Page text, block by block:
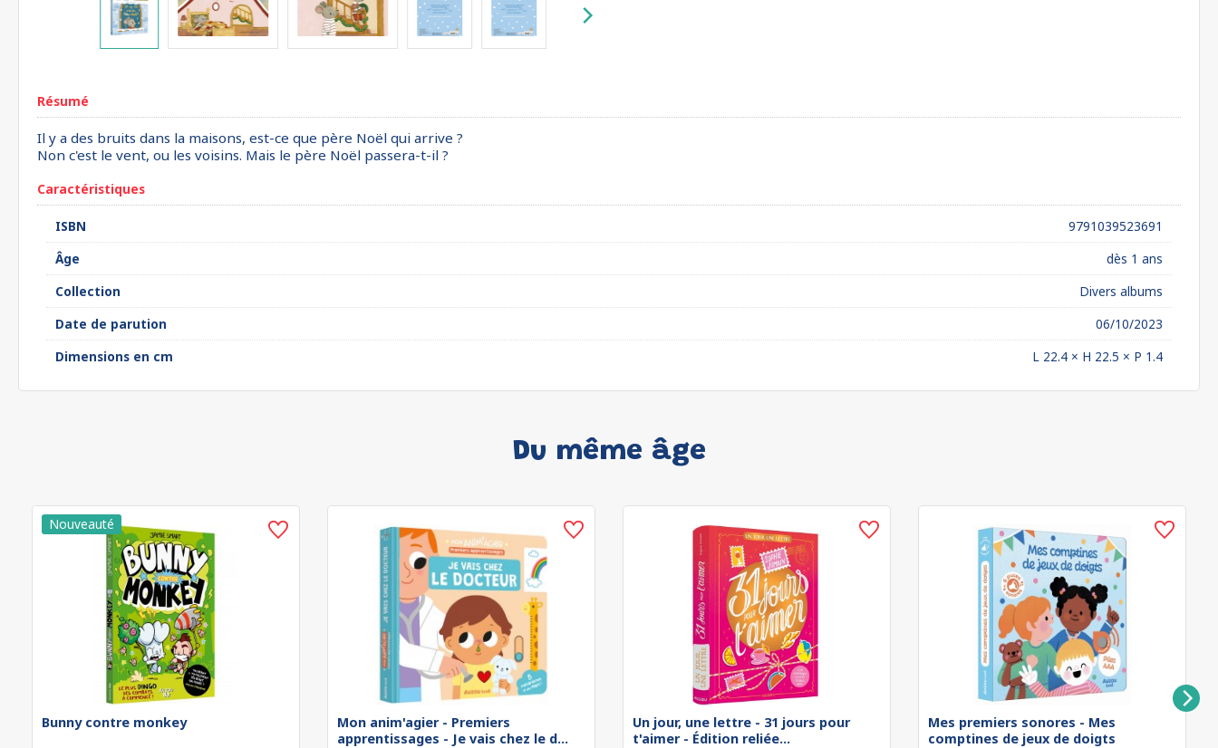
Résumé
Il y a des bruits dans la maisons, est-ce que père Noël qui arrive ?
Non c'est le vent, ou les voisins. Mais le père Noël passera-t-il ?
Caractéristiques
ISBN
9791039523691
Âge
dès 1 ans
Collection
Divers albums
Date de parution
06/10/2023
Dimensions en cm
L 22.4 × H 22.5 × P 1.4
Du même âge
Bunny contre monkey
Mon anim'agier - Premiers
apprentissages - Je vais chez le d...
Un jour, une lettre - 31 jours pour
t'aimer - Édition reliée...
Mes premiers sonores - Mes
comptines de jeux de doigts